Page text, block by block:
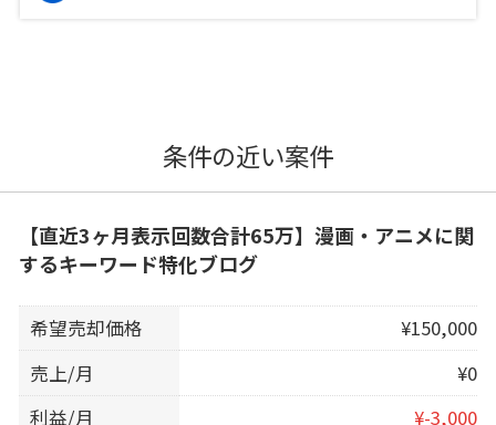
条件の近い案件
【直近3ヶ月表示回数合計65万】漫画・アニメに関
するキーワード特化ブログ
希望売却価格
¥150,000
売上/月
¥0
利益/月
¥-3,000